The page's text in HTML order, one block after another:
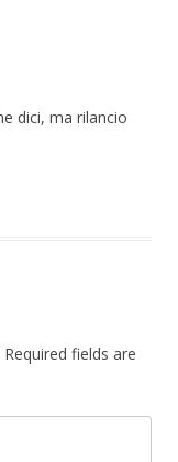
dici, ma rilancio
Required fields are